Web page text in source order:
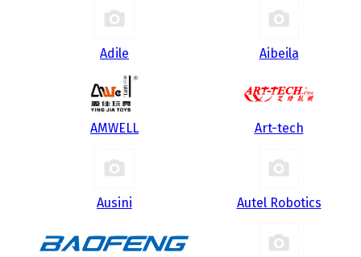
Adile Aibeila
AMWELL Art-tech
Ausini Autel Robotics